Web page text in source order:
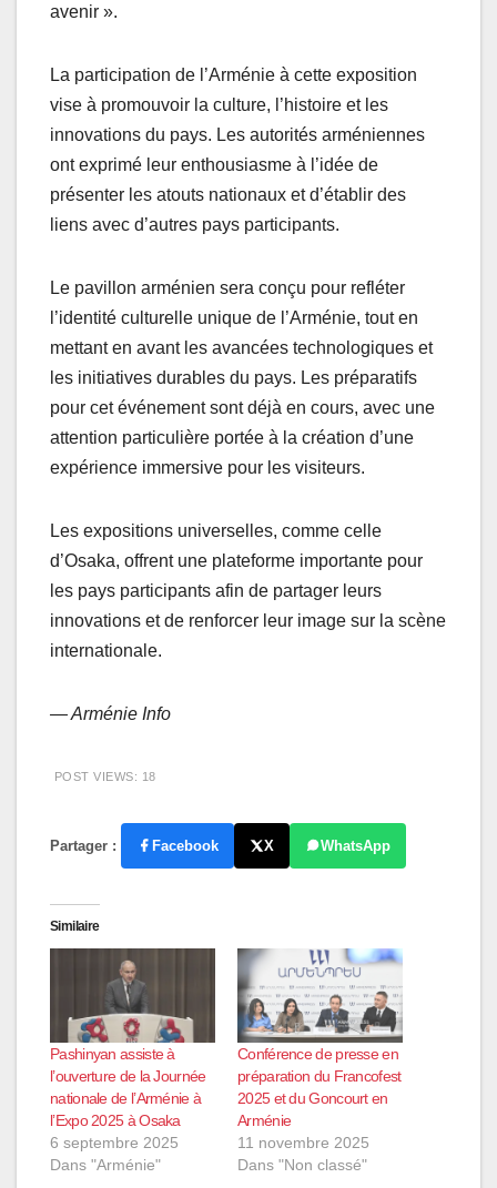
avenir ».
La participation de l’Arménie à cette exposition
vise à promouvoir la culture, l’histoire et les
innovations du pays. Les autorités arméniennes
ont exprimé leur enthousiasme à l’idée de
présenter les atouts nationaux et d’établir des
liens avec d’autres pays participants.
Le pavillon arménien sera conçu pour refléter
l’identité culturelle unique de l’Arménie, tout en
mettant en avant les avancées technologiques et
les initiatives durables du pays. Les préparatifs
pour cet événement sont déjà en cours, avec une
attention particulière portée à la création d’une
expérience immersive pour les visiteurs.
Les expositions universelles, comme celle
d’Osaka, offrent une plateforme importante pour
les pays participants afin de partager leurs
innovations et de renforcer leur image sur la scène
internationale.
— Arménie Info
POST VIEWS: 18
Partager : Facebook X WhatsApp
Similaire
Pashinyan assiste à
l’ouverture de la Journée
nationale de l’Arménie à
l’Expo 2025 à Osaka
6 septembre 2025
Dans "Arménie"
Conférence de presse en
préparation du Francofest
2025 et du Goncourt en
Arménie
11 novembre 2025
Dans "Non classé"